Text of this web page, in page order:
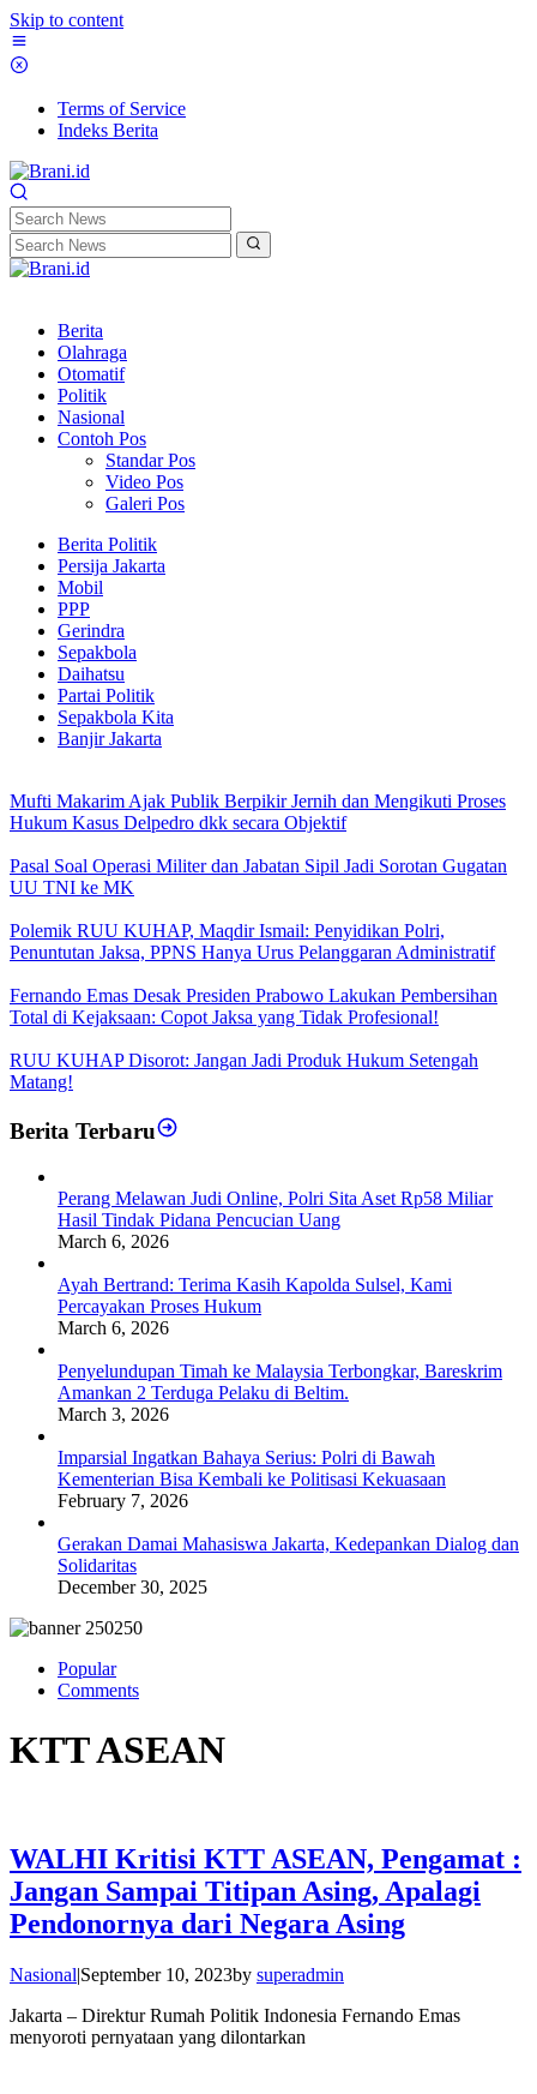
Skip to content
Terms of Service
Indeks Berita
Berita
Olahraga
Otomatif
Politik
Nasional
Contoh Pos
Standar Pos
Video Pos
Galeri Pos
Berita Politik
Persija Jakarta
Mobil
PPP
Gerindra
Sepakbola
Daihatsu
Partai Politik
Sepakbola Kita
Banjir Jakarta
Mufti Makarim Ajak Publik Berpikir Jernih dan Mengikuti Proses
Hukum Kasus Delpedro dkk secara Objektif
Pasal Soal Operasi Militer dan Jabatan Sipil Jadi Sorotan Gugatan
UU TNI ke MK
Polemik RUU KUHAP, Maqdir Ismail: Penyidikan Polri,
Penuntutan Jaksa, PPNS Hanya Urus Pelanggaran Administratif
Fernando Emas Desak Presiden Prabowo Lakukan Pembersihan
Total di Kejaksaan: Copot Jaksa yang Tidak Profesional!
RUU KUHAP Disorot: Jangan Jadi Produk Hukum Setengah
Matang!
Berita Terbaru
Perang Melawan Judi Online, Polri Sita Aset Rp58 Miliar
Hasil Tindak Pidana Pencucian Uang
March 6, 2026
Ayah Bertrand: Terima Kasih Kapolda Sulsel, Kami
Percayakan Proses Hukum
March 6, 2026
Penyelundupan Timah ke Malaysia Terbongkar, Bareskrim
Amankan 2 Terduga Pelaku di Beltim.
March 3, 2026
Imparsial Ingatkan Bahaya Serius: Polri di Bawah
Kementerian Bisa Kembali ke Politisasi Kekuasaan
February 7, 2026
Gerakan Damai Mahasiswa Jakarta, Kedepankan Dialog dan
Solidaritas
December 30, 2025
Popular
Comments
KTT ASEAN
WALHI Kritisi KTT ASEAN, Pengamat :
Jangan Sampai Titipan Asing, Apalagi
Pendonornya dari Negara Asing
Nasional|September 10, 2023by superadmin
Jakarta – Direktur Rumah Politik Indonesia Fernando Emas
menyoroti pernyataan yang dilontarkan